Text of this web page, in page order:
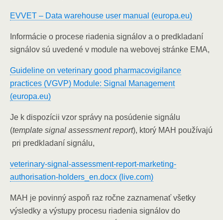
EVVET – Data warehouse user manual (europa.eu)
Informácie o procese riadenia signálov a o predkladaní
signálov sú uvedené v module na webovej stránke EMA,
Guideline on veterinary good pharmacovigilance
practices (VGVP) Module: Signal Management
(europa.eu)
Je k dispozícii vzor správy na posúdenie signálu
(template signal assessment report), ktorý MAH používajú
pri predkladaní signálu,
veterinary-signal-assessment-report-marketing-
authorisation-holders_en.docx (live.com)
MAH je povinný aspoň raz ročne zaznamenať všetky
výsledky a výstupy procesu riadenia signálov do